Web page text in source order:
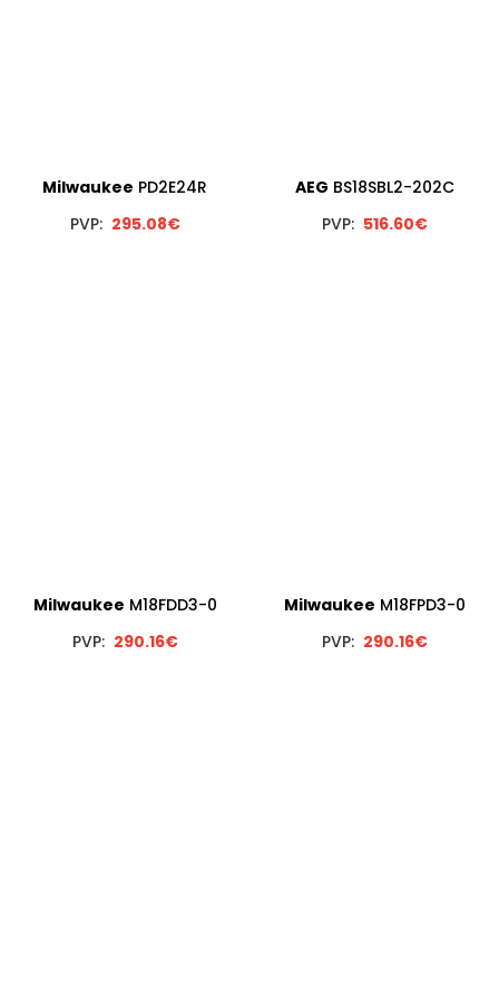
Milwaukee PD2E24R
PVP: 295.08€
AEG BS18SBL2-202C
PVP: 516.60€
Milwaukee M18FDD3-0
PVP: 290.16€
Milwaukee M18FPD3-0
PVP: 290.16€